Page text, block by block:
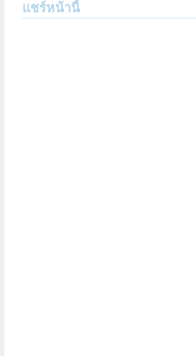
แชร์หน้านี้